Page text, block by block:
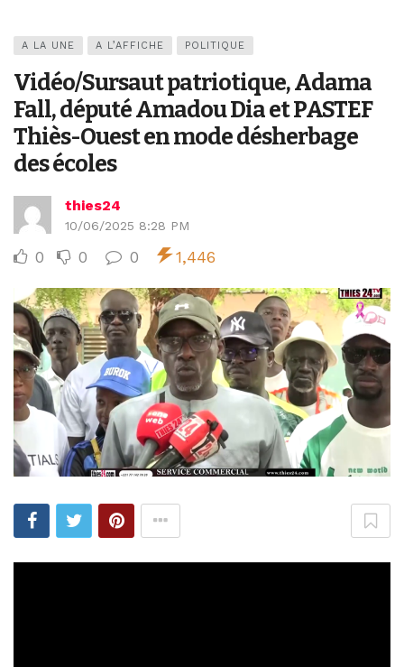
A LA UNE A L’AFFICHE POLITIQUE
Vidéo/Sursaut patriotique, Adama
Fall, député Amadou Dia et PASTEF
Thiès-Ouest en mode désherbage
des écoles
thies24
10/06/2025 8:28 PM
0 0 0 1,446